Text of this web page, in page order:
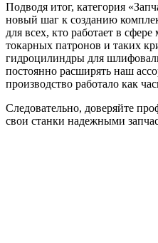
Подводя итог, категория
новый шаг к созданию
для всех, кто работает в
токарных патронов и таких
гидроцилиндры для
постоянно расширять наш
производство работало как
Следовательно, доверяйте
свои станки надежными